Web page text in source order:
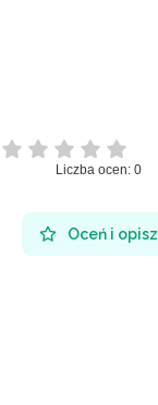
Liczba ocen: 0
Oceń i opisz